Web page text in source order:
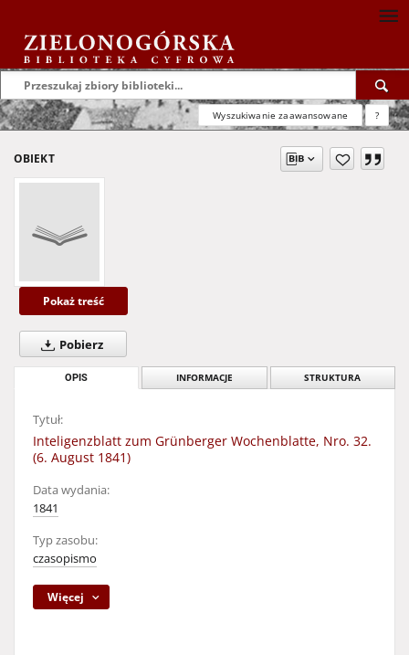
Wyszukiwanie zaawansowane ?
OBIEKT
Pokaż treść
Pobierz
OPIS INFORMACJE STRUKTURA
Tytuł:
Inteligenzblatt zum Grünberger Wochenblatte, Nro. 32.
(6. August 1841)
Data wydania:
1841
Typ zasobu:
czasopismo
Więcej